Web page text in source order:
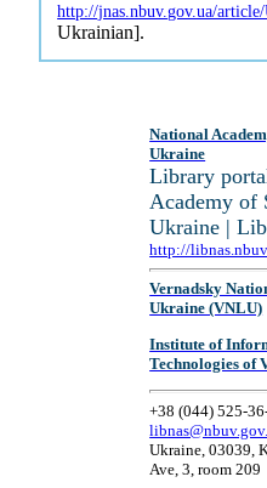
http://jnas.nbuv.gov.ua/
Ukrainian].
National
Ukraine
Library
Academy of
Ukraine |
http://
Vernadsky
Ukraine (VNLU)
Institute of
Technologies of
+38 (044) 525-
Ukraine, 03039,
Ave, 3, room 209